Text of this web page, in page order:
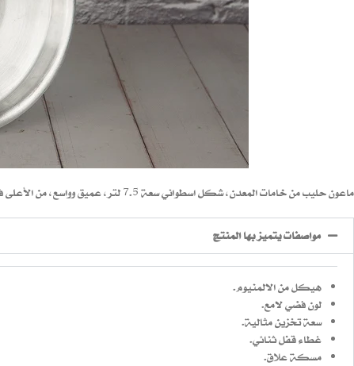
ماعون حليب من خامات المعدن، شكل اسطواني سعة 7.5 لتر، عميق وواسع، من الأعلى فوهة واسعة، مزودة بـ غطاء مسطح مدعم بقفلين جانبيين.
مواصفات يتميز بها المنتج
هيكل من الالمنيوم.
لون فضي لامع.
سعة تخزين مثالية.
غطاء قفل ثنائي.
مسكة علاق.